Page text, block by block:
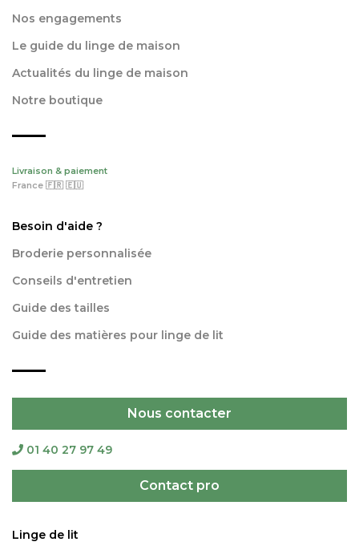
Nos engagements
Le guide du linge de maison
Actualités du linge de maison
Notre boutique
Livraison & paiement
France 🇫🇷 🇪🇺
Besoin d'aide ?
Broderie personnalisée
Conseils d'entretien
Guide des tailles
Guide des matières pour linge de lit
Nous contacter
01 40 27 97 49
Contact pro
Linge de lit